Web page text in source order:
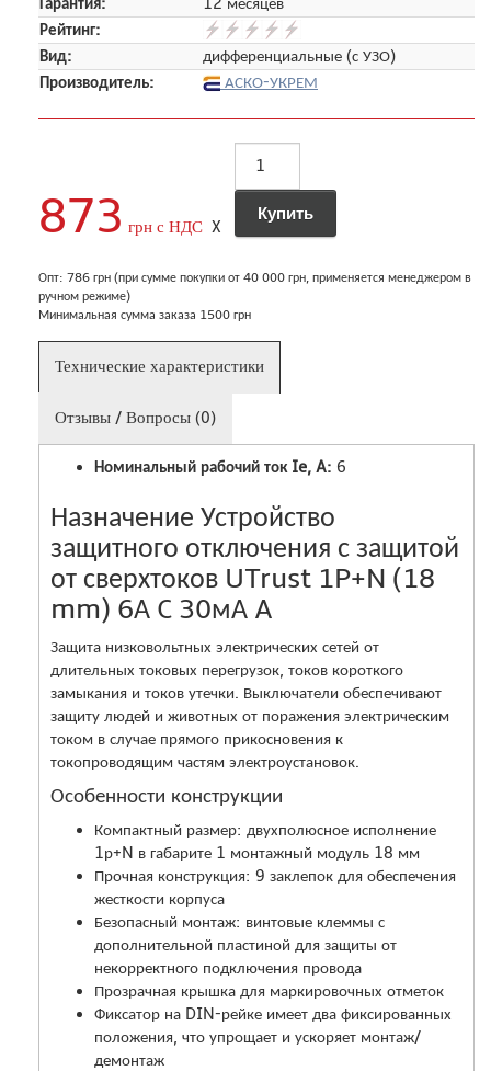
Рейтинг:
Вид:
дифференциальные (с УЗО)
Производитель:
АСКО-УКРЕМ
873 грн с НДС X
Опт: 786 грн (при сумме покупки от 40 000 грн, применяется менеджером в
ручном режиме)
Минимальная сумма заказа 1500 грн
Технические характеристики
Отзывы / Вопросы (0)
Номинальный рабочий ток Ie, A: 6
Назначение Устройство
защитного отключения с защитой
от сверхтоков UTrust 1P+N (18
mm) 6А C 30мА A
Защита низковольтных электрических сетей от
длительных токовых перегрузок, токов короткого
замыкания и токов утечки. Выключатели обеспечивают
защиту людей и животных от поражения электрическим
током в случае прямого прикосновения к
токопроводящим частям электроустановок.
Особенности конструкции
Компактный размер: двухполюсное исполнение
1р+N в габарите 1 монтажный модуль 18 мм
Прочная конструкция: 9 заклепок для обеспечения
жесткости корпуса
Безопасный монтаж: винтовые клеммы с
дополнительной пластиной для защиты от
некорректного подключения провода
Прозрачная крышка для маркировочных отметок
Фиксатор на DIN-рейке имеет два фиксированных
положения, что упрощает и ускоряет монтаж/
демонтаж